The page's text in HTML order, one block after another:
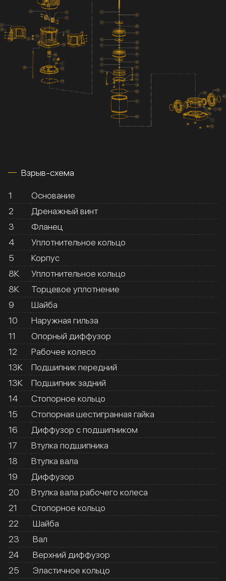
Взрыв-схема
1
Основание
2
Дренажный винт
3
Фланец
4
Уплотнительное кольцо
5
Корпус
8К
Уплотнительное кольцо
8К
Торцевое уплотнение
9
Шайба
10
Наружная гильза
11
Опорный диффузор
12
Рабочее колесо
13К
Подшипник передний
13К
Подшипник задний
14
Стопорное кольцо
15
Стопорная шестигранная гайка
16
Диффузор с подшипником
17
Втулка подшипника
18
Втулка вала
19
Диффузор
20
Втулка вала рабочего колеса
21
Стопорное кольцо
22
Шайба
23
Вал
24
Верхний диффузор
25
Эластичное кольцо